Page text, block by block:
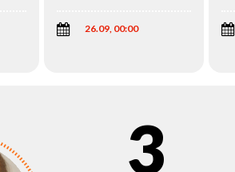
26.09, 00:00
3